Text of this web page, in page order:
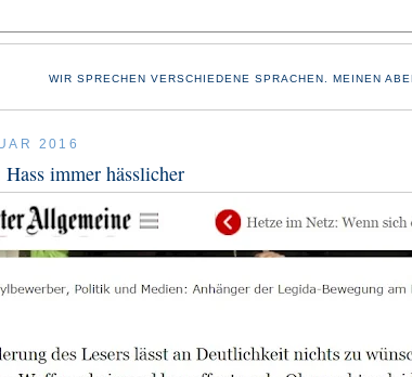
WIR SPRECHEN VERSCHIEDENE SPRACHEN. MEINEN
2016
immer hässlicher